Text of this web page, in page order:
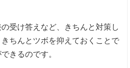
受け答えなど、きちんと対策し
ちんとツボを抑えておくことで
きるのです。